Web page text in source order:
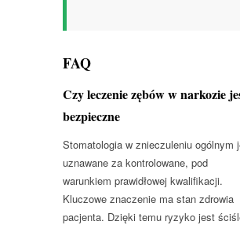
FAQ
Czy leczenie zębów w narkozie
bezpieczne
Stomatologia w znieczuleniu ogólnym
uznawane za kontrolowane, pod
warunkiem prawidłowej kwalifikacji.
Kluczowe znaczenie ma stan zdrowia
pacjenta. Dzięki temu ryzyko jest